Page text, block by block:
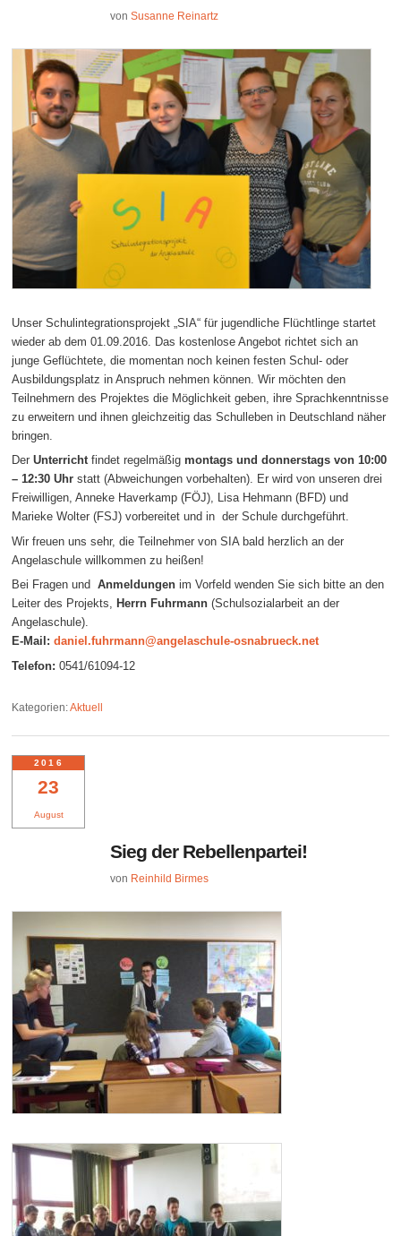
vonSusanne Reinartz
Unser Schulintegrationsprojekt „SIA“ für jugendliche Flüchtlinge startet
wieder ab dem 01.09.2016. Das kostenlose Angebot richtet sich an
junge Geflüchtete, die momentan noch keinen festen Schul- oder
Ausbildungsplatz in Anspruch nehmen können. Wir möchten den
Teilnehmern des Projektes die Möglichkeit geben, ihre Sprachkenntnisse
zu erweitern und ihnen gleichzeitig das Schulleben in Deutschland näher
bringen.
DerUnterrichtfindet regelmäßig montags und donnerstags von 10:00
– 12:30 Uhrstatt (Abweichungen vorbehalten). Er wird von unseren drei
Freiwilligen, Anneke Haverkamp (FÖJ), Lisa Hehmann (BFD) und
Marieke Wolter (FSJ) vorbereitet und in der Schule durchgeführt.
Wir freuen uns sehr, die Teilnehmer von SIA bald herzlich an der
Angelaschule willkommen zu heißen!
Bei Fragen undAnmeldungen im Vorfeld wenden Sie sich bitte an den
Leiter des Projekts, Herrn Fuhrmann (Schulsozialarbeit an der
Angelaschule).
E-Mail:daniel.fuhrmann@angelaschule-osnabrueck.net
Telefon: 0541/61094-12
Kategorien:Aktuell
23
August
2016
Sieg der Rebellenpartei!
von Reinhild Birmes